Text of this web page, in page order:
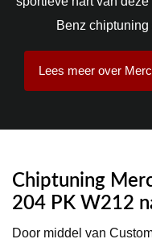
Benz
Lees meer over
Chiptuning
204 PK W212
Door middel van